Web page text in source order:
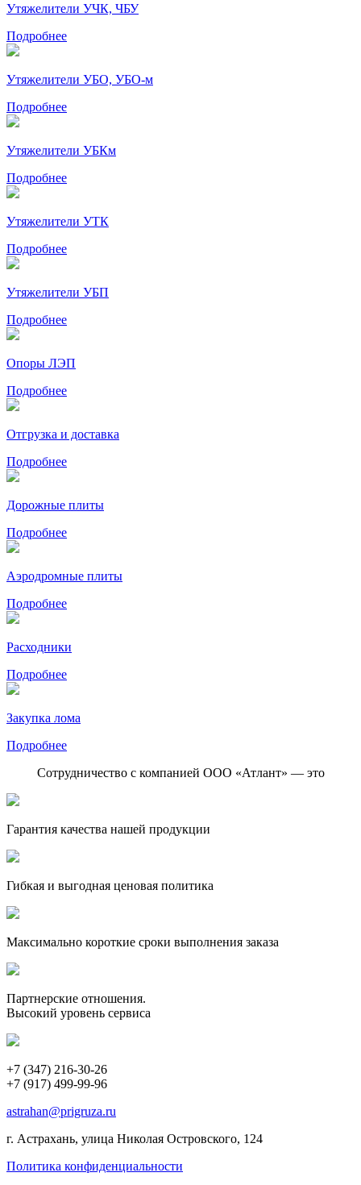
Утяжелители УЧК, ЧБУ
Подробнее
Утяжелители УБО, УБО-м
Подробнее
Утяжелители УБКм
Подробнее
Утяжелители УТК
Подробнее
Утяжелители УБП
Подробнее
Опоры ЛЭП
Подробнее
Отгрузка и доставка
Подробнее
Дорожные плиты
Подробнее
Аэродромные плиты
Подробнее
Расходники
Подробнее
Закупка лома
Подробнее
Сотрудничество с компанией ООО «Атлант» — это
Гарантия качества нашей продукции
Гибкая и выгодная ценовая политика
Максимально короткие сроки выполнения заказа
Партнерские отношения.
Высокий уровень сервиса
+7 (347) 216-30-26
+7 (917) 499-99-96
astrahan@prigruza.ru
г. Астрахань, улица Николая Островского, 124
Политика конфиденциальности